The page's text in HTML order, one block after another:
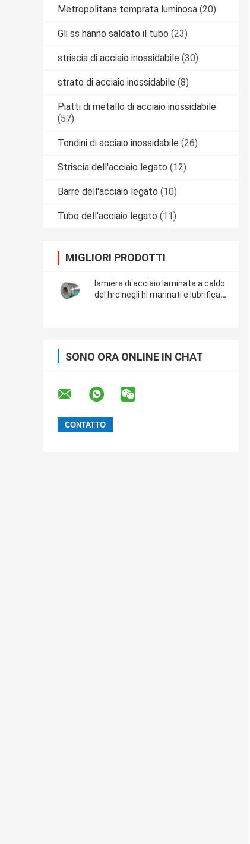
Metropolitana temprata luminosa (20)
Gli ss hanno saldato il tubo (23)
striscia di acciaio inossidabile (30)
strato di acciaio inossidabile (8)
Piatti di metallo di acciaio inossidabile
(57)
Tondini di acciaio inossidabile (26)
Striscia dell'acciaio legato (12)
Barre dell'acciaio legato (10)
Tubo dell'acciaio legato (11)
MIGLIORI PRODOTTI
lamiera di acciaio laminata a caldo
del hrc negli hl marinati e lubrificati
SONO ORA ONLINE IN CHAT